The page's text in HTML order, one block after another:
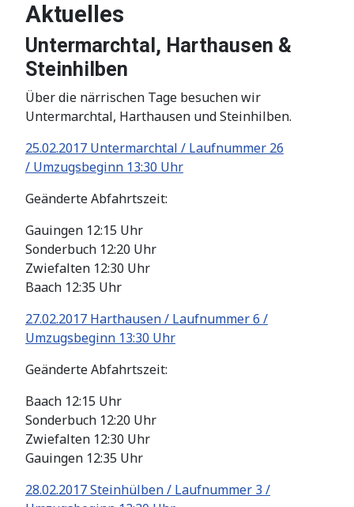
Aktuelles
Untermarchtal, Harthausen &
Steinhilben
Über die närrischen Tage besuchen wir
Untermarchtal, Harthausen und Steinhilben.
25.02.2017 Untermarchtal / Laufnummer 26
/ Umzugsbeginn 13:30 Uhr
Geänderte Abfahrtszeit:
Gauingen 12:15 Uhr
Sonderbuch 12:20 Uhr
Zwiefalten 12:30 Uhr
Baach 12:35 Uhr
27.02.2017 Harthausen / Laufnummer 6 /
Umzugsbeginn 13:30 Uhr
Geänderte Abfahrtszeit:
Baach 12:15 Uhr
Sonderbuch 12:20 Uhr
Zwiefalten 12:30 Uhr
Gauingen 12:35 Uhr
28.02.2017 Steinhülben / Laufnummer 3 /